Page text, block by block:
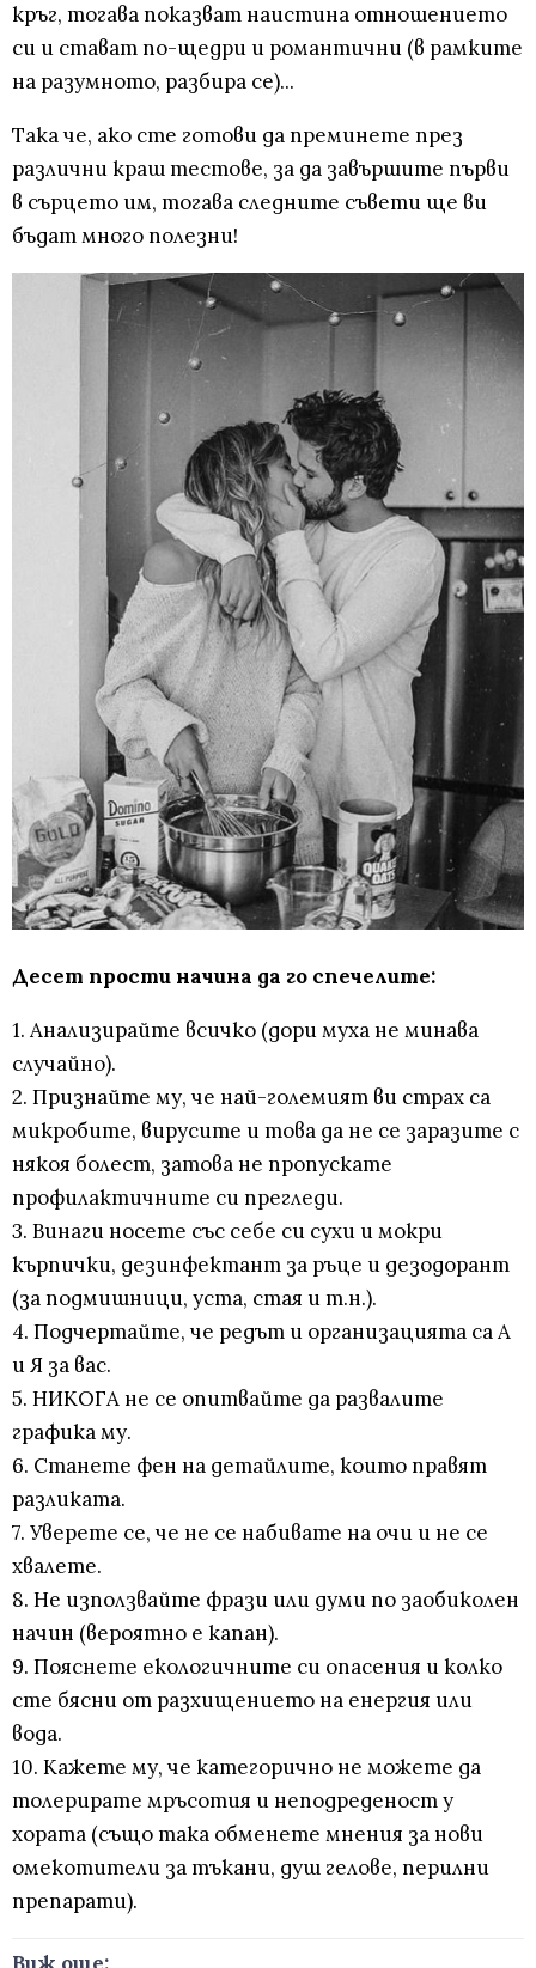
кръг, тогава показват наистина отношението
си и стават по-щедри и романтични (в рамките
на разумното, разбира се)...
Така че, ако сте готови да преминете през
различни краш тестове, за да завършите първи
в сърцето им, тогава следните съвети ще ви
бъдат много полезни!
Десет прости начина да го спечелите:
1. Анализирайте всичко (дори муха не минава
случайно).
2. Признайте му, че най-големият ви страх са
микробите, вирусите и това да не се заразите с
някоя болест, затова не пропускате
профилактичните си прегледи.
3. Винаги носете със себе си сухи и мокри
кърпички, дезинфектант за ръце и дезодорант
(за подмишници, уста, стая и т.н.).
4. Подчертайте, че редът и организацията са А
и Я за вас.
5. НИКОГА не се опитвайте да развалите
графика му.
6. Станете фен на детайлите, които правят
разликата.
7. Уверете се, че не се набивате на очи и не се
хвалете.
8. Не използвайте фрази или думи по заобиколен
начин (вероятно е капан).
9. Пояснете екологичните си опасения и колко
сте бясни от разхищението на енергия или
вода.
10. Кажете му, че категорично не можете да
толерирате мръсотия и неподреденост у
хората (също така обменете мнения за нови
омекотители за тъкани, душ гелове, перилни
препарати).